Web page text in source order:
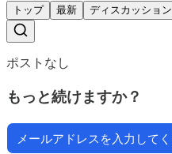
トップ 最新 ディスカッション
ポストなし
もっと続けますか？